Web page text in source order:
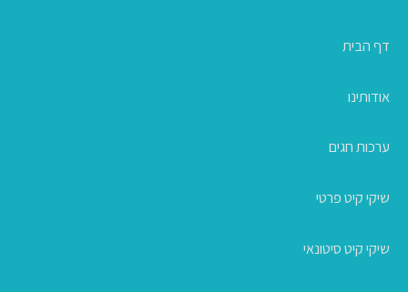
דף הבית
אודותינו
ערכות חגים
שיקי קיט פרטי
שיקי קיט סיטונאי